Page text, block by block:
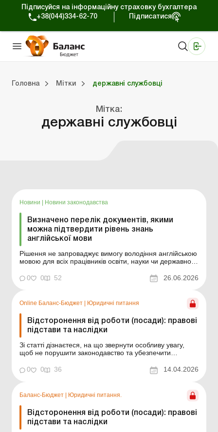
Підписуйся на інформаційну страховку бухгалтера
+38(044)334-62-70
Підписатися
Головна Мітки державні службовці
Мітка:
державні службовці
Новини Новини законодавства
Визначено перелік документів, якими
можна підтвердити рівень знань
англійської мови
Рішення не запроваджує вимогу володіння англійською
мовою для всіх працівників освіти, науки чи державної
законом і відповідними актами КМУ. Більше за темою:
Прийом на роботу жінок: чи повинен роботодавець
0 0 52 26.06.2026
Online Баланс-Бюджет Юридичні питання
Відсторонення від роботи (посади): правові
підстави та наслідки
Зі статті дізнаєтеся, на що звернути особливу увагу,
щоб не порушити законодавство та убезпечити
14 апреля 2026 года Відсторонення від роботи – крок,
який завжди під мікроскопом: і з боку контролюючих
0 0 36 14.04.2026
Баланс-Бюджет | Юридичні питання.
Відсторонення від роботи (посади): правові
підстави та наслідки